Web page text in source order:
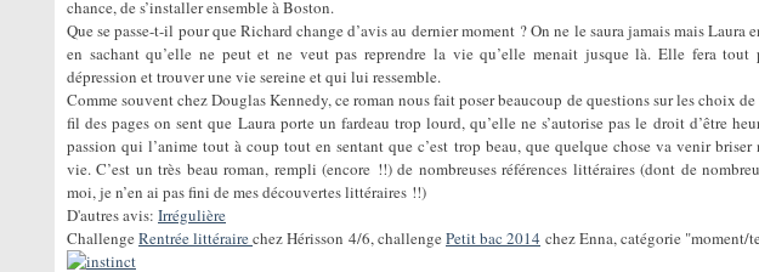
chance, de s’installer ensemble à Boston.
Que se passe-t-il pour que Richard change d’avis au dernier moment ? On ne le saura jamais mais Laura
en sachant qu’elle ne peut et ne veut pas reprendre la vie qu’elle menait jusque là. Elle fera tout
dépression et trouver une vie sereine et qui lui ressemble.
Comme souvent chez Douglas Kennedy, ce roman nous fait poser beaucoup de questions sur les choix
fil des pages on sent que Laura porte un fardeau trop lourd, qu’elle ne s’autorise pas le droit d’être
passion qui l’anime tout à coup tout en sentant que c’est trop beau, que quelque chose va venir
vie. C’est un très beau roman, rempli (encore !!) de nombreuses références littéraires (dont de
moi, je n’en ai pas fini de mes découvertes littéraires !!)
D'autres avis: Irrégulière
Challenge Rentrée littérairechez Hérisson 4/6, challenge Petit bac 2014 chez Enna, catégorie "moment/